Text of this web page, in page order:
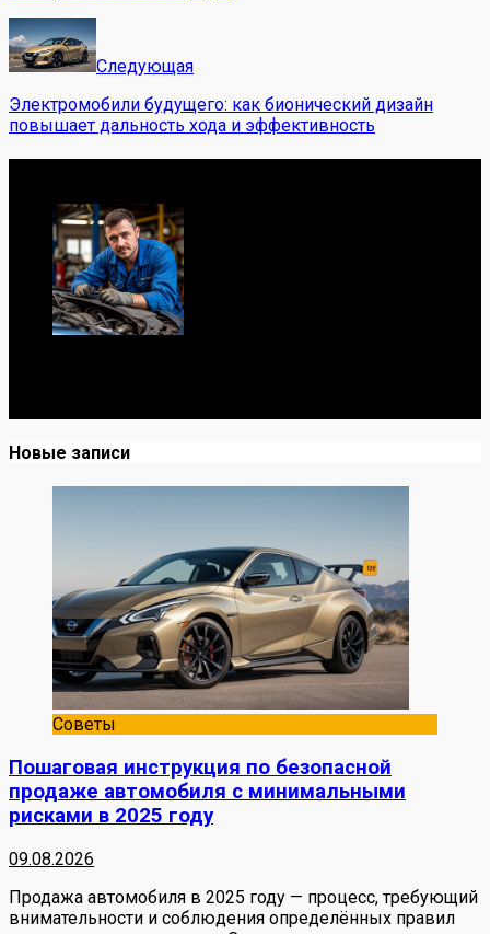
Следующая
Электромобили будущего: как бионический дизайн
повышает дальность хода и эффективность
Новые записи
Советы
Пошаговая инструкция по безопасной
продаже автомобиля с минимальными
рисками в 2025 году
09.08.2026
Продажа автомобиля в 2025 году — процесс, требующий
внимательности и соблюдения определённых правил